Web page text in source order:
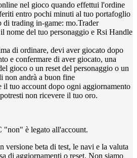
nel gioco quando effettui l'ordine
entro pochi minuti al tuo portafoglio
di trading in-game: mo.Trader
nome del tuo personaggio e Rsi Handle
di ordinare, devi aver giocato dopo
e confermare di aver giocato, una
gioco o un reset del personaggio o un
non andrà a buon fine
il tuo account dopo ogni aggiornamento
non ricevere il tuo oro.
"non" è legato all'account.
versione beta di test, le navi e la valuta
di aggiornamenti o reset. Non siamo